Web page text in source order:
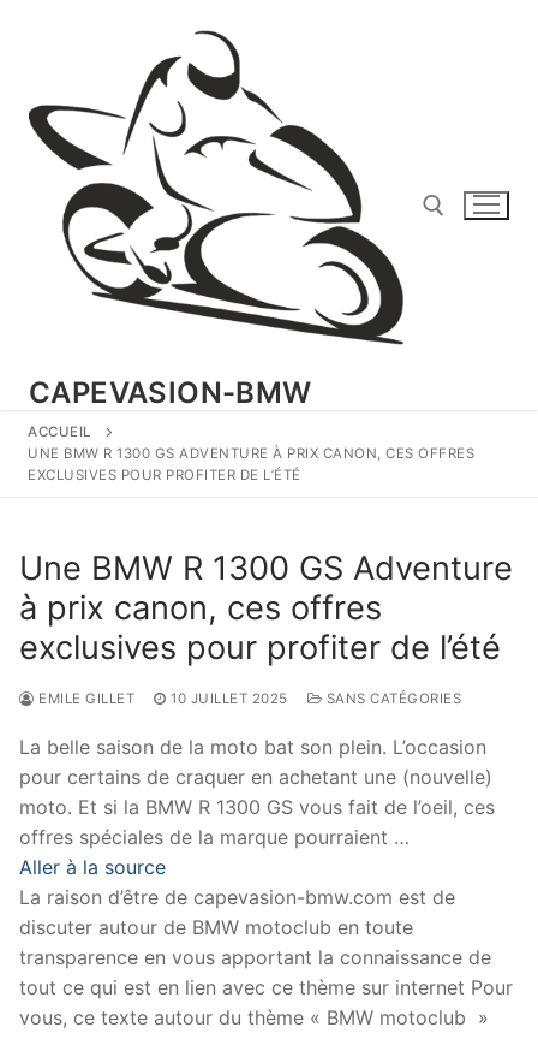
CAPEVASION-BMW
ACCUEIL
UNE BMW R 1300 GS ADVENTURE À PRIX CANON, CES OFFRES
EXCLUSIVES POUR PROFITER DE L’ÉTÉ
Une BMW R 1300 GS Adventure
à prix canon, ces offres
exclusives pour profiter de l’été
EMILE GILLET 10 JUILLET 2025 SANS CATÉGORIES
La belle saison de la moto bat son plein. L’occasion
pour certains de craquer en achetant une (nouvelle)
moto. Et si la BMW R 1300 GS vous fait de l’oeil, ces
offres spéciales de la marque pourraient …
Aller à la source
La raison d’être de capevasion-bmw.com est de
discuter autour de BMW motoclub en toute
transparence en vous apportant la connaissance de
tout ce qui est en lien avec ce thème sur internet Pour
vous, ce texte autour du thème « BMW motoclub »